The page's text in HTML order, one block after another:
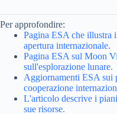
Per approfondire:
Pagina ESA che illustra
apertura internazionale.
Pagina ESA sul Moon
sull'esplorazione lunare.
Aggiornamenti ESA sui
cooperazione
L'articolo descrive i
sue risorse.